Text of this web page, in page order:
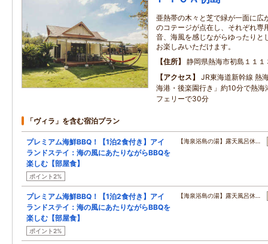
亜熱帯の木々と芝で緑が一面に広
のコテージが点在し、それぞれ専
音、海風を感じながらゆったりと
お楽しみいただけます。
住所
静岡県熱海市初島１１１
アクセス
JR東海道新幹線 熱
海港・後楽園行き」約10分で熱海
フェリーで30分
「ヴィラ」を含む宿泊プラン
プレミアム海鮮BBQ！【1泊2食付き】アイ
ランドステイ：海の風にあたりながらBBQを
楽しむ【部屋食】
ポイント2%
【海泉浴島の湯】露天風呂休…
プレミアム海鮮BBQ！【1泊2食付き】アイ
ランドステイ：海の風にあたりながらBBQを
楽しむ【部屋食】
ポイント2%
【海泉浴島の湯】露天風呂休…